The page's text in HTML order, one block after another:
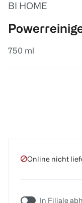
BI HOME
750 ml
Online nicht
In Filiale